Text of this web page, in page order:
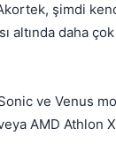
şimdi
altında daha
ve Venus
AMD Athlon